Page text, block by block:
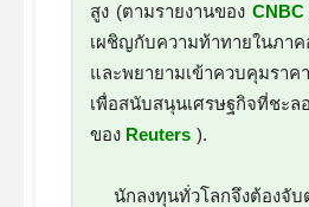
สูง (ตามรายงานของ CNBC
เผชิญกับความท้าทายในภา
และพยายามเข้าควบคุมรา
เพื่อสนับสนุนเศรษฐกิจที่ชะล
ของ Reuters ).
นักลงทุนทั่วโลกจึงต้องจั